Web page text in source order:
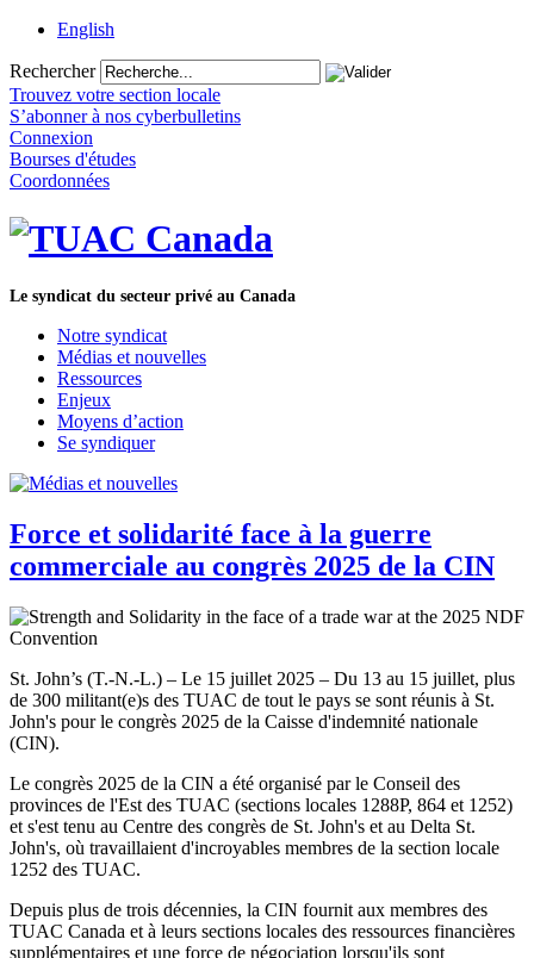
English
Rechercher
Trouvez votre section locale
S’abonner à nos cyberbulletins
Connexion
Bourses d'études
Coordonnées
Le syndicat du secteur privé au Canada
Notre syndicat
Médias et nouvelles
Ressources
Enjeux
Moyens d’action
Se syndiquer
Force et solidarité face à la guerre
commerciale au congrès 2025 de la CIN
St. John’s (T.-N.-L.) – Le 15 juillet 2025 – Du 13 au 15 juillet, plus
de 300 militant(e)s des TUAC de tout le pays se sont réunis à St.
John's pour le congrès 2025 de la Caisse d'indemnité nationale
(CIN).
Le congrès 2025 de la CIN a été organisé par le Conseil des
provinces de l'Est des TUAC (sections locales 1288P, 864 et 1252)
et s'est tenu au Centre des congrès de St. John's et au Delta St.
John's, où travaillaient d'incroyables membres de la section locale
1252 des TUAC.
Depuis plus de trois décennies, la CIN fournit aux membres des
TUAC Canada et à leurs sections locales des ressources financières
supplémentaires et une force de négociation lorsqu'ils sont